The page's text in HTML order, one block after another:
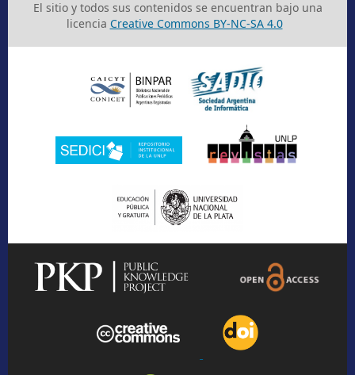
El sitio y todos sus contenidos se encuentran bajo una
licencia Creative Commons BY-NC-SA 4.0